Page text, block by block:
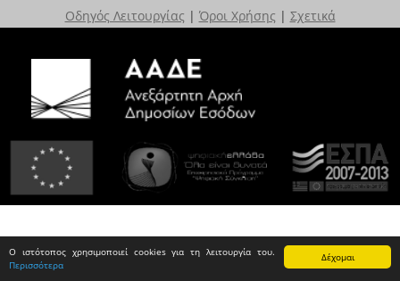
Δέχομαι
Ο ιστότοπος χρησιμοποιεί cookies για τη λειτουργία του.
Περισσότερα
Οδηγός Λειτουργίας | Όροι Χρήσης | Σχετικά